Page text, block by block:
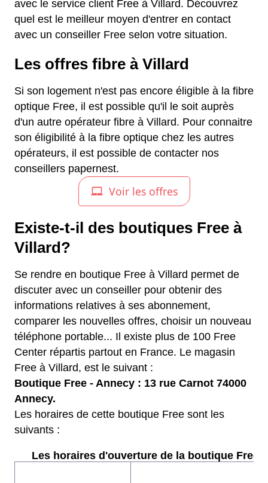
avec le service client Free à Villard. Découvrez
quel est le meilleur moyen d'entrer en contact
avec un conseiller Free selon votre situation.
Les offres fibre à Villard
Si son logement n'est pas encore éligible à la fibre
optique Free, il est possible qu'il le soit auprès
d'un autre opérateur fibre à Villard. Pour connaitre
son éligibilité à la fibre optique chez les autres
opérateurs, il est possible de contacter nos
conseillers papernest.
Existe-t-il des boutiques Free à
Villard?
Se rendre en boutique Free à Villard permet de
discuter avec un conseiller pour obtenir des
informations relatives à ses abonnement,
comparer les nouvelles offres, choisir un nouveau
téléphone portable... Il existe plus de 100 Free
Center répartis partout en France. Le magasin
Free à Villard, est le suivant :
Boutique Free - Annecy : 13 rue Carnot 74000
Annecy.
Les horaires de cette boutique Free sont les
suivants :
Les horaires d'ouverture de la boutique Free :